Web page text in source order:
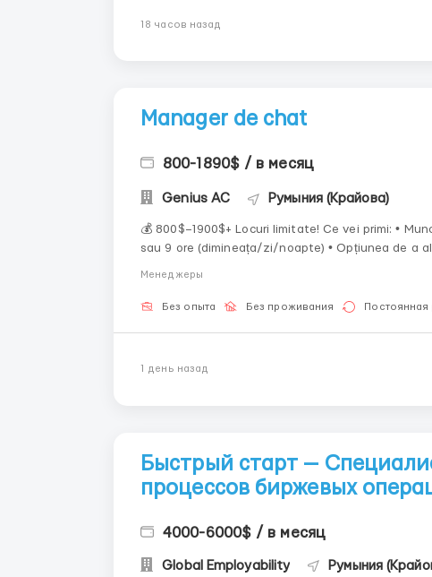
18 часов назад
Manager de chat
800-1890$ / в месяц
Genius AС Румыния (Крайова)
💰 800$–1900$+ Locuri limitate! Ce vei primi: • Muncă la distanță • Venit (% + bonusuri) • Ture de 8
sau 9 ore (dimineața/zi/noapte) • Opțiunea de a alege o tură convenabilă • Instruire și asistență
Менеджеры
Без опыта Без проживания Постоянная
1 день назад
Быстрый старт —
процессов биржевых
4000-6000$ / в месяц
Global Employability Румыния